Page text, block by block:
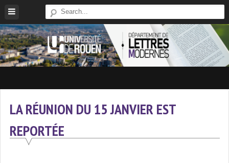
content
LA RÉUNION DU 15 JANVIER EST
REPORTÉE